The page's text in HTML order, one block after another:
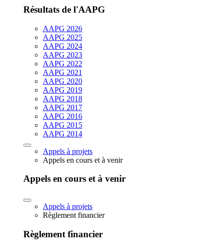
Résultats de l'AAPG
AAPG 2026
AAPG 2025
AAPG 2024
AAPG 2023
AAPG 2022
AAPG 2021
AAPG 2020
AAPG 2019
AAPG 2018
AAPG 2017
AAPG 2016
AAPG 2015
AAPG 2014
Appels à projets
Appels en cours et à venir
Appels en cours et à venir
Appels à projets
Règlement financier
Règlement financier